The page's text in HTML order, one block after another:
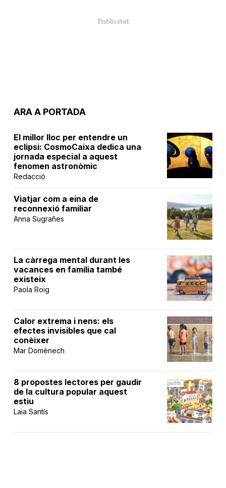
ARA A PORTADA
El millor lloc per entendre un
eclipsi: CosmoCaixa dedica una
jornada especial a aquest
fenomen astronòmic
Redacció
Viatjar com a eina de
reconnexió familiar
Anna Sugrañes
La càrrega mental durant les
vacances en família també
existeix
Paola Roig
Calor extrema i nens: els
efectes invisibles que cal
conèixer
Mar Domènech
8 propostes lectores per gaudir
de la cultura popular aquest
estiu
Laia Santís